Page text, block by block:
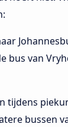
bus van
tijdens
bussen